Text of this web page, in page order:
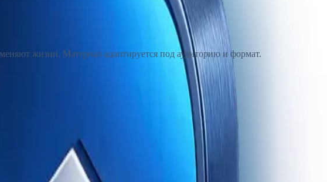
жизни. Материал адаптируется под аудиторию и формат.